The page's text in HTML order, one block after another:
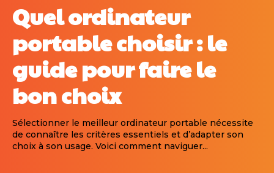
Quel ordinateur
portable choisir : le
guide pour faire le
bon choix
Sélectionner le meilleur ordinateur portable nécessite
de connaître les critères essentiels et d’adapter son
choix à son usage. Voici comment naviguer...